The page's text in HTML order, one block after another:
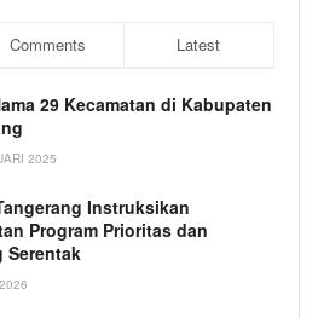
Comments Latest
29 Kecamatan di Kabupaten
2025
Instruksikan
Program Prioritas dan
Serentak